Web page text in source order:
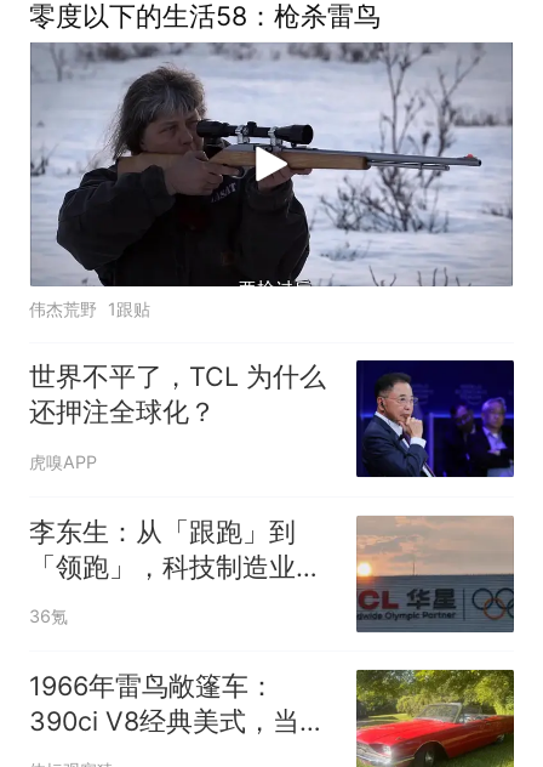
零度以下的生活58：枪杀雷鸟
伟杰荒野 1跟贴
世界不平了，TCL 为什么
还押注全球化？
虎嗅APP
李东生：从「跟跑」到
「领跑」，科技制造业需
要资本「长跑」
36氪
1966年雷鸟敞篷车：
390ci V8经典美式，当年
仅产5050辆